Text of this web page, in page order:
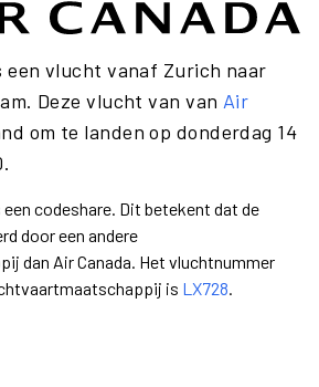
een vlucht vanaf Zurich naar
Deze vlucht van van Air
om te landen op donderdag 14
codeshare. Dit betekent dat de
door een andere
dan Air Canada. Het vluchtnummer
is LX728.